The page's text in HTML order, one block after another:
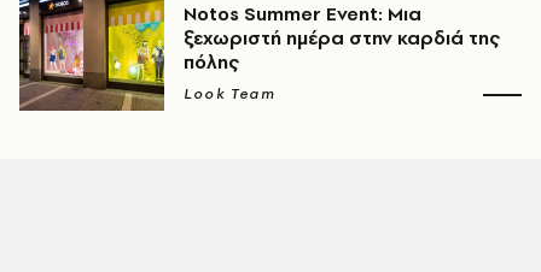
Notos Summer Event: Μια
ξεχωριστή ημέρα στην καρδιά της
πόλης
Look Team